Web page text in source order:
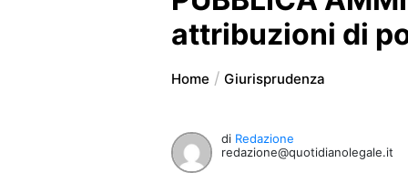
attribuzioni di
Home Giurisprudenza
di Redazione
redazione@quotidianolegale.it